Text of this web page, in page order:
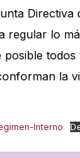
Directiva
regular lo
posible
la
Interno